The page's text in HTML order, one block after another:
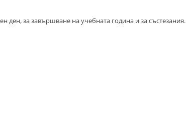
за завършване на учебната година и за състезания.